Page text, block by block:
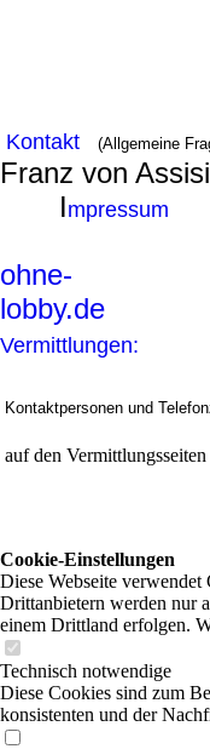
Kontakt (Allgemeine
Franz von
Impressum
ohne-
lobby.de
Vermittlungen:
Kontaktpersonen
auf den
Cookie-Einstellungen
Diese Webseite
Drittanbietern werden nur
einem Drittland erfolgen.
Technisch notwendige
Diese Cookies sind zum
konsistenten und der